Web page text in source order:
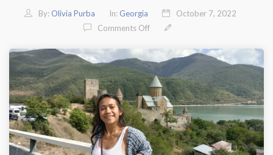
By: Olivia Purba In: Georgia
October 7, 2022
Comments OffOn Panduan Wisata Georgia 2025